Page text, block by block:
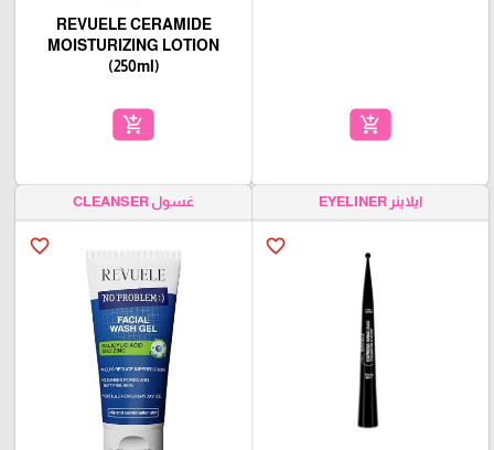
add_shopping_cart
REVUELE CERAMIDE
MOISTURIZING LOTION
(250ml)
add_shopping_cart
ايلاينر EYELINER
favorite_border
غسول CLEANSER
favorite_border